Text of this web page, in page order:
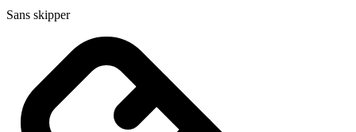
Sans skipper